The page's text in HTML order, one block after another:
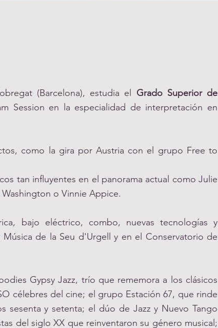
(Barcelona), estudia el Grado Superior de
Session en la especialidad de interpretación en
como la gira por Austria con el grupo Free to
tan influyentes en el panorama actual como Julie
o Vinnie Appice.
bajo eléctrico, combo, nuevas tecnologías y
de la Seu d'Urgell y en el Conservatorio de
Gypsy Jazz, trío que rememora a los clásicos
célebres del cine; el grupo Estación 67, que rinde
sesenta y setenta; el dúo de Jazz y Nuevo Tango
del siglo XX que reinventaron su género musical;